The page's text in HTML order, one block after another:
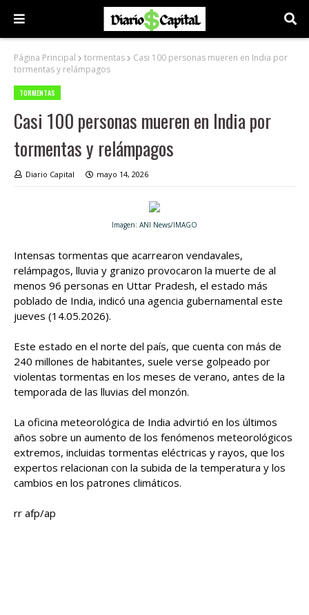
Página Principal tormentas
Casi 100 personas mueren en India por
tormentas y relámpagos
TORMENTAS
Casi 100 personas mueren en India por
tormentas y relámpagos
Diario Capital mayo 14, 2026
Imagen: ANI News/IMAGO
Intensas tormentas que acarrearon vendavales,
relámpagos, lluvia y granizo provocaron la muerte de al
menos 96 personas en Uttar Pradesh, el estado más
poblado de India, indicó una agencia gubernamental este
jueves (14.05.2026).
Este estado en el norte del país, que cuenta con más de
240 millones de habitantes, suele verse golpeado por
violentas tormentas en los meses de verano, antes de la
temporada de las lluvias del monzón.
La oficina meteorológica de India advirtió en los últimos
años sobre un aumento de los fenómenos meteorológicos
extremos, incluidas tormentas eléctricas y rayos, que los
expertos relacionan con la subida de la temperatura y los
cambios en los patrones climáticos.
rr afp/ap